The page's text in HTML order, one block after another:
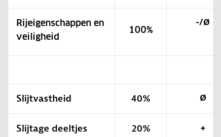
Rijeigenschappen en
veiligheid
100%
-/Ø
Slijtvastheid 40% Ø
Slijtage deeltjes 20% +